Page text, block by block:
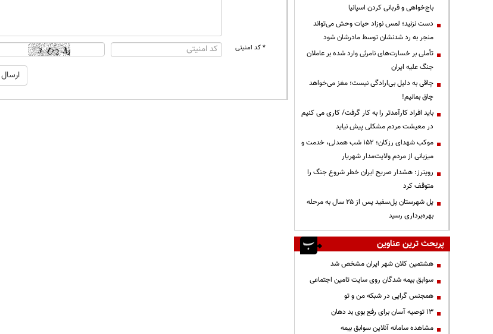
* کد امنیتی
باج‌خواهی و قربانی کردن اسپانیا
دست نزنید؛ لمس نوزاد حیات وحش می‌تواند
منجر به رد شدنشان توسط مادرشان شود
تأملی بر خسارت‌های نامرئی وارد شده بر عاملان
جنگ علیه ایران
چاقی به دلیل بی‌ارادگی نیست؛ مغز می‌خواهد
چاق بمانیم!
باید افراد کارآمدتر را به کار گرفت/ کاری می کنیم
در معیشت مردم مشکلی پیش نیاید
موکب شهدای رزکان؛ ۱۵۲ شب همدلی، خدمت و
میزبانی از مردم ولایت‌مدار شهریار
رویترز: هشدار صریح ایران خطر شروع جنگ را
متوقف کرد
پل شهرستان پل‌سفید پس از ۲۵ سال به مرحله
بهره‌برداری رسید
پربحث ترین عناوین
هشتمین کلان شهر ایران مشخص شد
سوابق بیمه شدگان روی سایت تامین اجتماعی
همجنس گرایی در شبکه من و تو
13 توصیه آسان برای رفع بوی بد دهان
مشاهده سامانه آنلاين سوابق بیمه